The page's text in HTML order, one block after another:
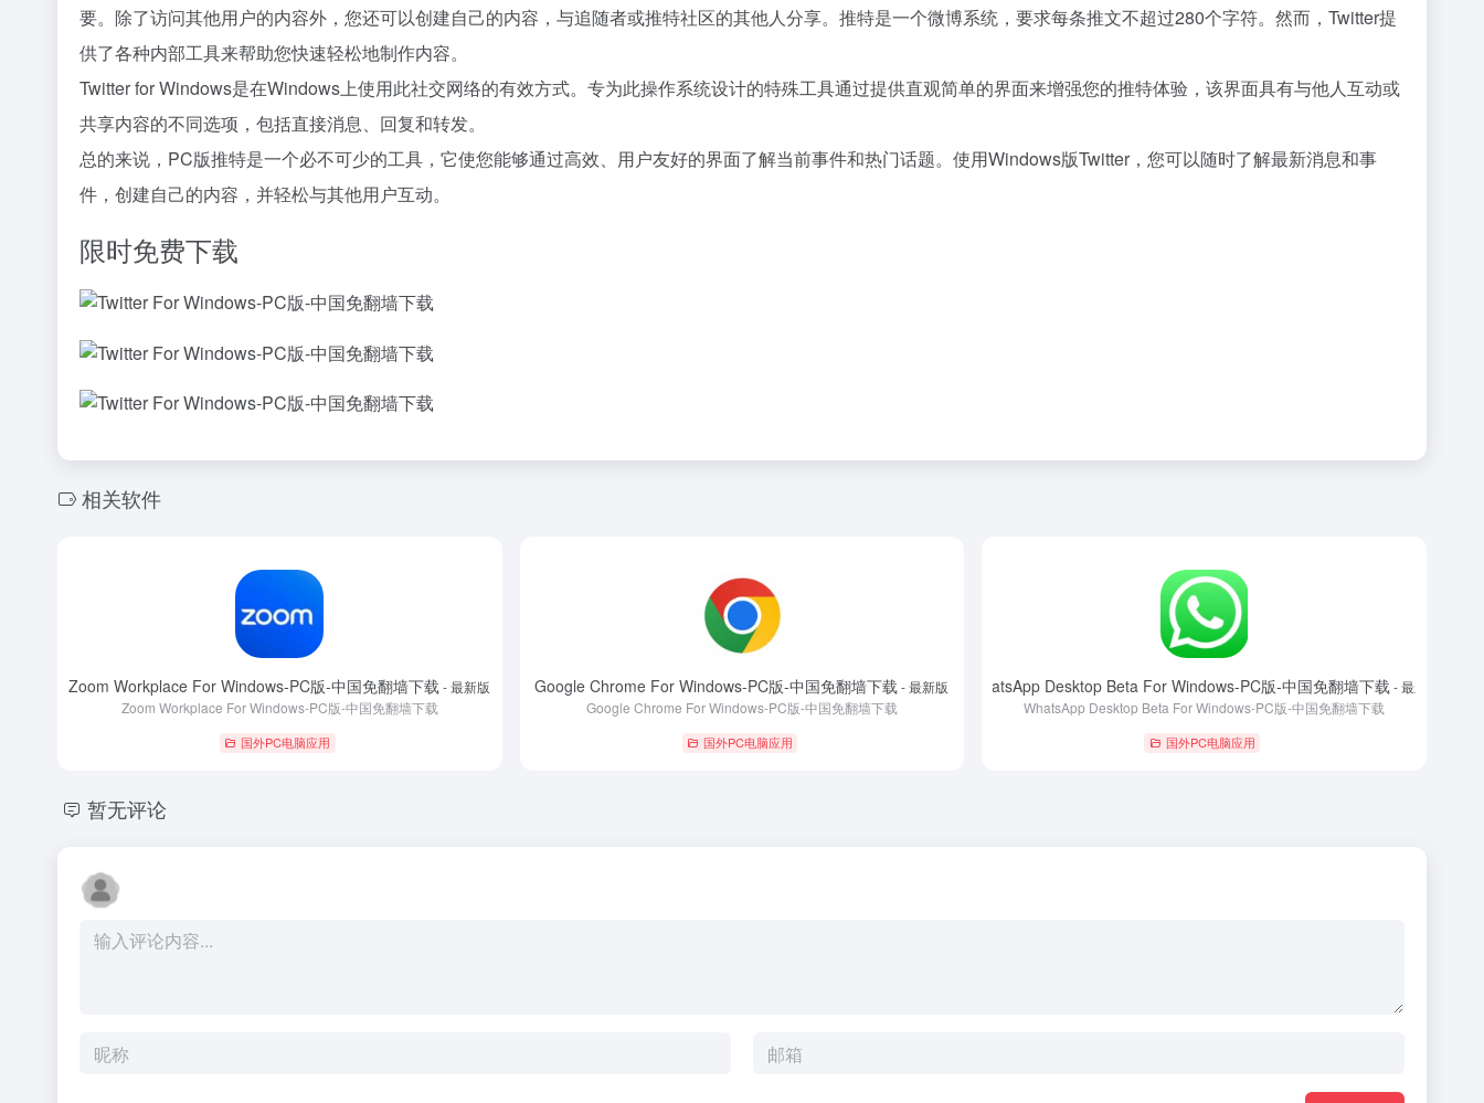
要。除了访问其他用户的内容外，您还可以创建自己的内容，与追随者或推特社区的其他人分享。推特是一个微博系统，要求每条推文不超过280个字符。然而，Twitter提
供了各种内部工具来帮助您快速轻松地制作内容。
Twitter for Windows是在Windows上使用此社交网络的有效方式。专为此操作系统设计的特殊工具通过提供直观简单的界面来增强您的推特体验，该界面具有与他人互动或
共享内容的不同选项，包括直接消息、回复和转发。
总的来说，PC版推特是一个必不可少的工具，它使您能够通过高效、用户友好的界面了解当前事件和热门话题。使用Windows版Twitter，您可以随时了解最新消息和事
件，创建自己的内容，并轻松与其他用户互动。
限时免费下载
相关软件
Zoom Workplace For Windows-PC版-中国免翻墙下载- 最新版
Zoom Workplace For Windows-PC版-中国免翻墙下载
国外PC电脑应用
Google Chrome For Windows-PC版-中国免翻墙下载- 最新版
Google Chrome For Windows-PC版-中国免翻墙下载
国外PC电脑应用
WhatsApp Desktop Beta For Windows-PC版-中国免翻墙下载- 最新版
WhatsApp Desktop Beta For Windows-PC版-中国免翻墙下载
国外PC电脑应用
暂无评论